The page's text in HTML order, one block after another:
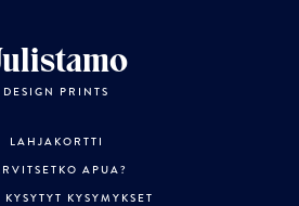
DESIGN PRINTS
LAHJAKORTTI
APUA?
KYSYMYKSET